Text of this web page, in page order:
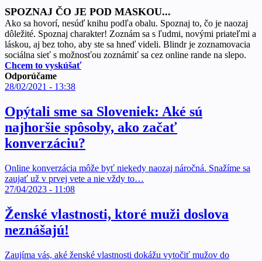
SPOZNAJ ČO JE POD MASKOU...
Ako sa hovorí, nesúď knihu podľa obalu. Spoznaj to, čo je naozaj
dôležité. Spoznaj charakter! Zoznám sa s ľudmi, novými priateľmi a
láskou, aj bez toho, aby ste sa hneď videli. Blindr je zoznamovacia
sociálna sieť s možnosťou zoznámiť sa cez online rande na slepo.
Chcem to vyskúšať
Odporúčame
28/02/2021 - 13:38
Opýtali sme sa Sloveniek: Aké sú
najhoršie spôsoby, ako začať
konverzáciu?
Online konverzácia môže byť niekedy naozaj náročná. Snažíme sa
zaujať už v prvej vete a nie vždy to…
27/04/2023 - 11:08
Ženské vlastnosti, ktoré muži doslova
neznášajú!
Zaujíma vás, aké ženské vlastnosti dokážu vytočiť mužov do